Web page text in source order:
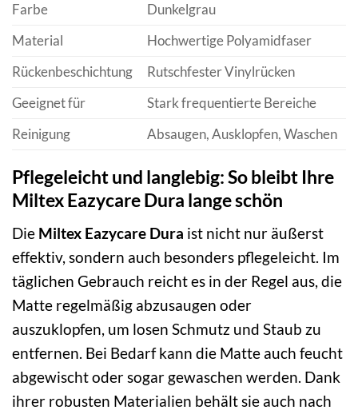
Farbe
Dunkelgrau
Material
Hochwertige Polyamidfaser
Rückenbeschichtung
Rutschfester Vinylrücken
Geeignet für
Stark frequentierte Bereiche
Reinigung
Absaugen, Ausklopfen, Waschen
Pflegeleicht und langlebig: So bleibt Ihre
Miltex Eazycare Dura lange schön
Die Miltex Eazycare Dura ist nicht nur äußerst
effektiv, sondern auch besonders pflegeleicht. Im
täglichen Gebrauch reicht es in der Regel aus, die
Matte regelmäßig abzusaugen oder
auszuklopfen, um losen Schmutz und Staub zu
entfernen. Bei Bedarf kann die Matte auch feucht
abgewischt oder sogar gewaschen werden. Dank
ihrer robusten Materialien behält sie auch nach